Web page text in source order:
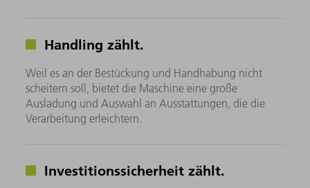
Handling zählt.
Weil es an der Bestückung und Handhabung nicht
scheitern soll, bietet die Maschine eine große
Ausladung und Auswahl an Ausstattungen, die die
Verarbeitung erleichtern.
Investitionssicherheit zählt.